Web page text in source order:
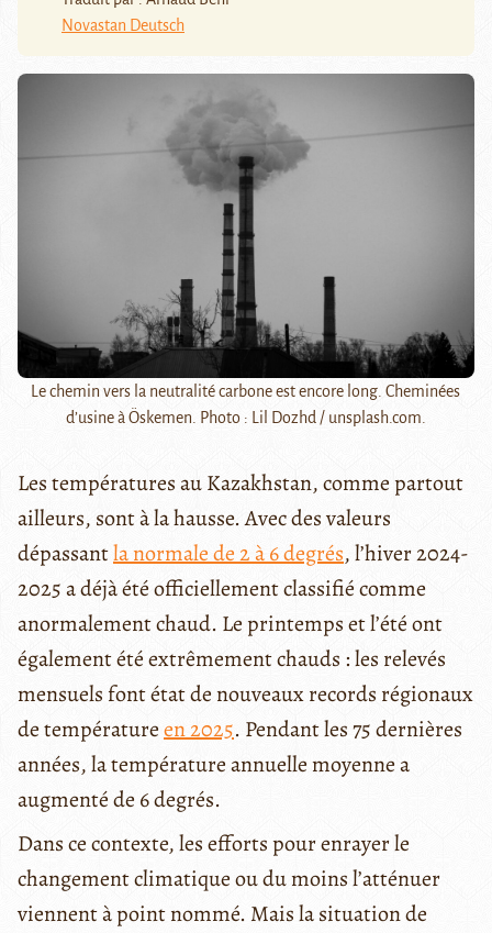
Novastan Deutsch
Le chemin vers la neutralité carbone est encore long. Cheminées
d’usine à Öskemen. Photo : Lil Dozhd / unsplash.com.
Les températures au Kazakhstan, comme partout
ailleurs, sont à la hausse. Avec des valeurs
dépassantla normale de 2 à 6 degrés, l’hiver 2024-
2025 a déjà été officiellement classifié comme
anormalement chaud. Le printemps et l’été ont
également été extrêmement chauds : les relevés
mensuels font état de nouveaux records régionaux
de températureen 2025. Pendant les 75 dernières
années, la température annuelle moyenne a
augmenté de 6 degrés.
Dans ce contexte, les efforts pour enrayer le
changement climatique ou du moins l’atténuer
viennent à point nommé. Mais la situation de